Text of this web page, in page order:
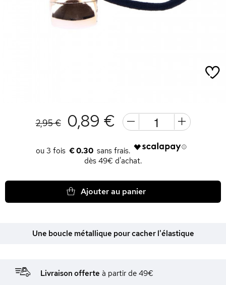
2,95 € 0,89 €
€ 0.30
dès 49€ d'achat.
Ajouter au panier
Une boucle métallique pour cacher l'élastique
Livraison offerte à partir de 49€